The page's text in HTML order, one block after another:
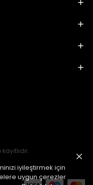
iyileştirmek için
uygun çerezler